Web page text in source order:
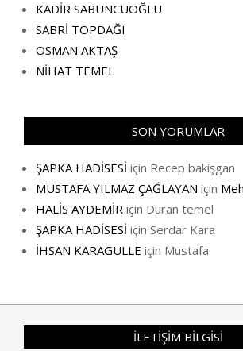
KADİR SABUNCUOĞLU
SABRİ TOPDAĞI
OSMAN AKTAŞ
NİHAT TEMEL
SON YORUMLAR
ŞAPKA HADİSESİ için Recep bakişgan
MUSTAFA YILMAZ ÇAĞLAYAN için
HALİS AYDEMİR için Duran temel
ŞAPKA HADİSESİ için Serdar Kara
İHSAN KARAGÜLLE için Mustafa
İLETİŞİM BİLGİSİ